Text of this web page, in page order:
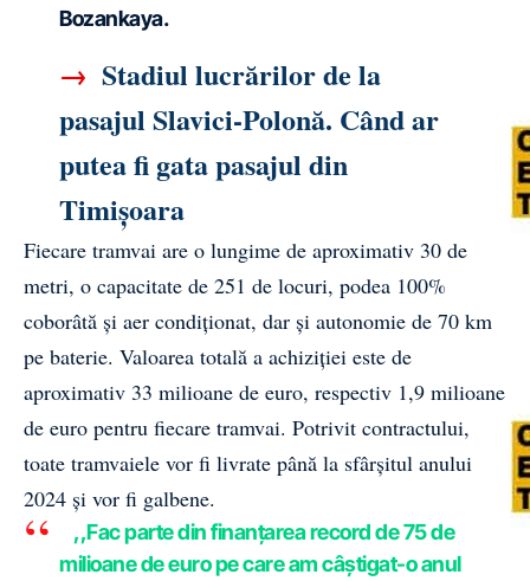
Bozankaya.
→ Stadiul lucrărilor de la
pasajul Slavici-Polonă. Când ar
putea fi gata pasajul din
Timișoara
Fiecare tramvai are o lungime de aproximativ 30 de
metri, o capacitate de 251 de locuri, podea 100%
coborâtă și aer condiționat, dar și autonomie de 70 km
pe baterie. Valoarea totală a achiziției este de
aproximativ 33 milioane de euro, respectiv 1,9 milioane
de euro pentru fiecare tramvai. Potrivit contractului,
toate tramvaiele vor fi livrate până la sfârșitul anului
2024 și vor fi galbene.
,,Fac parte din finanțarea record de 75 de
milioane de euro pe care am câștigat-o anul